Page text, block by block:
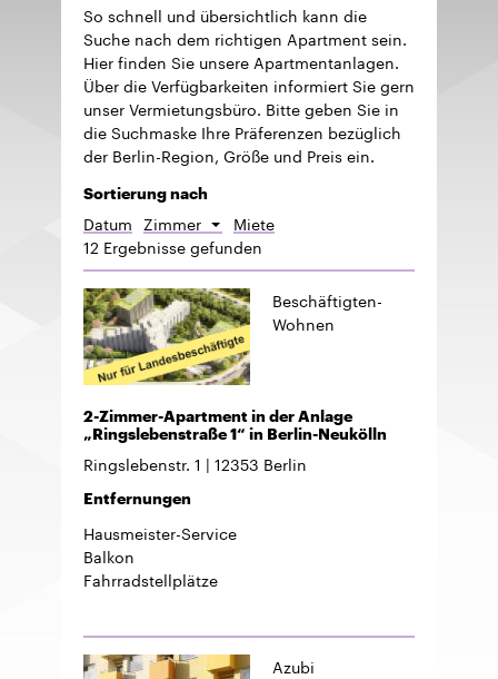
So schnell und übersichtlich kann die
Suche nach dem richtigen Apartment sein.
Hier finden Sie unsere Apartmentanlagen.
Über die Verfügbarkeiten informiert Sie gern
unser Vermietungsbüro. Bitte geben Sie in
die Suchmaske Ihre Präferenzen bezüglich
der Berlin-Region, Größe und Preis ein.
Sortierung nach
Datum Zimmer Absteigend
sortieren
Miete
12 Ergebnisse gefunden
Beschäftigten-
Wohnen
2-Zimmer-Apartment in der Anlage
„Ringslebenstraße 1“ in Berlin-Neukölln
Ringslebenstr. 1 12353 Berlin
Entfernungen
Hausmeister-Service
Balkon
Fahrradstellplätze
Azubi